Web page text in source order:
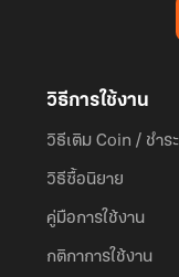
วิธีการใช้งาน
วิธีเติม Coin / ชำร
วิธีซื้อนิยาย
คู่มือการใช้งาน
กติกาการใช้งาน